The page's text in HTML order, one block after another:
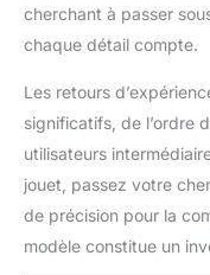
cherchant à passer
chaque détail compte.
Les retours
significatifs, de l’ordre
utilisateurs
jouet, passez votre
de précision pour la
modèle constitue un